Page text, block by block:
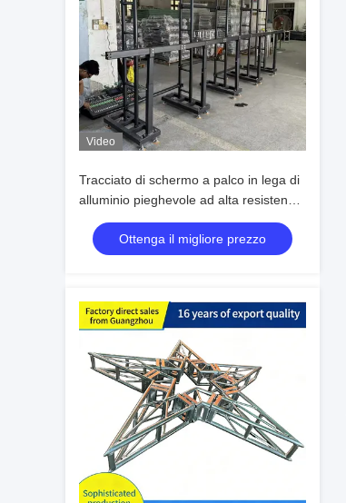
Video
Tracciato di schermo a palco in lega di
alluminio pieghevole ad alta resistenza
per il supporto dello schermo a LED
leggero in eventi esterni e interni
Ottenga il migliore prezzo